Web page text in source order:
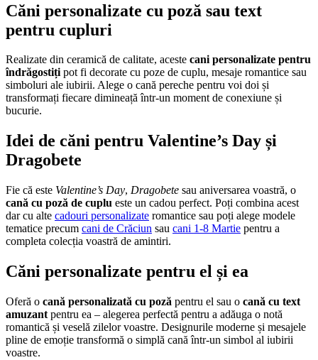
Căni personalizate cu poză sau text
pentru cupluri
Realizate din ceramică de calitate, aceste cani personalizate pentru
îndrăgostițipot fi decorate cu poze de cuplu, mesaje romantice sau
simboluri ale iubirii. Alege o cană pereche pentru voi doi și
transformați fiecare dimineață într-un moment de conexiune și
bucurie.
Idei de căni pentru Valentine’s Day și
Dragobete
Fie că este Valentine’s Day, Dragobete sau aniversarea voastră, o
cană cu poză de cuplu este un cadou perfect. Poți combina acest
dar cu alte cadouri personalizate romantice sau poți alege modele
tematice precum cani de Crăciun sau cani 1-8 Martie pentru a
completa colecția voastră de amintiri.
Căni personalizate pentru el și ea
Oferă o cană personalizată cu poză pentru el sau o cană cu text
amuzant pentru ea – alegerea perfectă pentru a adăuga o notă
romantică și veselă zilelor voastre. Designurile moderne și mesajele
pline de emoție transformă o simplă cană într-un simbol al iubirii
voastre.